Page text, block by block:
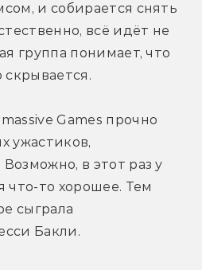
и собирается снять
всё идёт не
группа понимает, что
Games прочно
ужастиков,
в этот раз у
что-то хорошее. Тем
сыграла
Бакли.